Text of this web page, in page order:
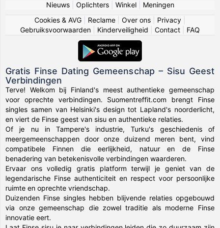
Nieuws| Oplichters| Winkel| Meningen
Cookies & AVG
Reclame Over ons Privacy
Gebruiksvoorwaarden
Kinderveiligheid Contact FAQ
Gratis Finse Dating Gemeenschap – Sisu Geest
Verbindingen
Terve! Welkom bij Finland's meest authentieke gemeenschap
voor oprechte verbindingen. Suomentreffit.com brengt Finse
singles samen van Helsinki's design tot Lapland's noorderlicht,
en viert de Finse geest van sisu en authentieke relaties.
Of je nu in Tampere's industrie, Turku's geschiedenis of
meergemeenschappen door onze duizend meren bent, vind
compatibele Finnen die eerlijkheid, natuur en de Finse
benadering van betekenisvolle verbindingen waarderen.
Ervaar ons volledig gratis platform terwijl je geniet van de
legendarische Finse authenticiteit en respect voor persoonlijke
ruimte en oprechte vriendschap.
Duizenden Finse singles hebben blijvende relaties opgebouwd
via onze gemeenschap die zowel traditie als moderne Finse
innovatie eert.